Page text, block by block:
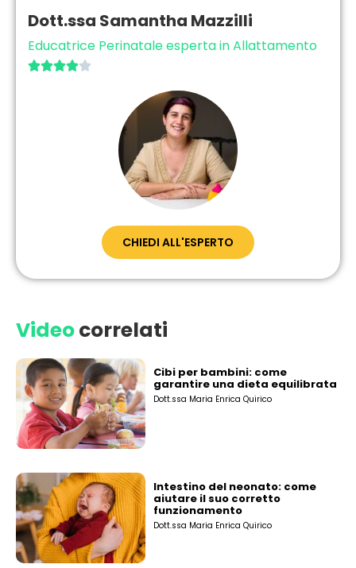
Dott.ssa Samantha Mazzilli
Educatrice Perinatale esperta in Allattamento

CHIEDI ALL'ESPERTO
Videocorrelati
Cibi per bambini: come
garantire una dieta equilibrata
Dott.ssa Maria Enrica Quirico
Intestino del neonato: come
aiutare il suo corretto
funzionamento
Dott.ssa Maria Enrica Quirico